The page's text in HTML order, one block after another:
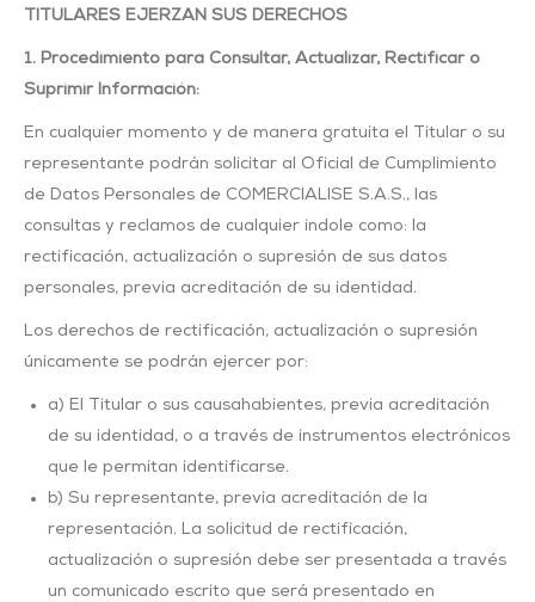
TITULARES EJERZAN SUS DERECHOS
1. Procedimiento para Consultar, Actualizar, Rectificar o
Suprimir Información:
En cualquier momento y de manera gratuita el Titular o su
representante podrán solicitar al Oficial de Cumplimiento
de Datos Personales de COMERCIALISE S.A.S., las
consultas y reclamos de cualquier índole como: la
rectificación, actualización o supresión de sus datos
personales, previa acreditación de su identidad.
Los derechos de rectificación, actualización o supresión
únicamente se podrán ejercer por:
a) El Titular o sus causahabientes, previa acreditación
de su identidad, o a través de instrumentos electrónicos
que le permitan identificarse.
b) Su representante, previa acreditación de la
representación. La solicitud de rectificación,
actualización o supresión debe ser presentada a través
un comunicado escrito que será presentado en